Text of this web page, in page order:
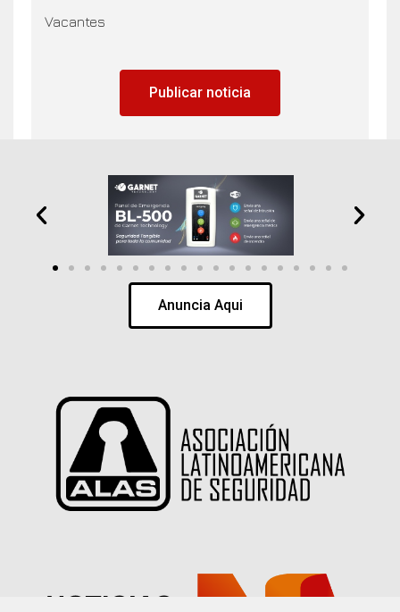
Vacantes
Publicar noticia
Anuncia Aqui